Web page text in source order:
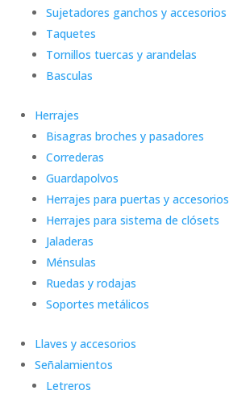
Sujetadores ganchos y accesorios
Taquetes
Tornillos tuercas y arandelas
Basculas
Herrajes
Bisagras broches y pasadores
Correderas
Guardapolvos
Herrajes para puertas y accesorios
Herrajes para sistema de clósets
Jaladeras
Ménsulas
Ruedas y rodajas
Soportes metálicos
Llaves y accesorios
Señalamientos
Letreros